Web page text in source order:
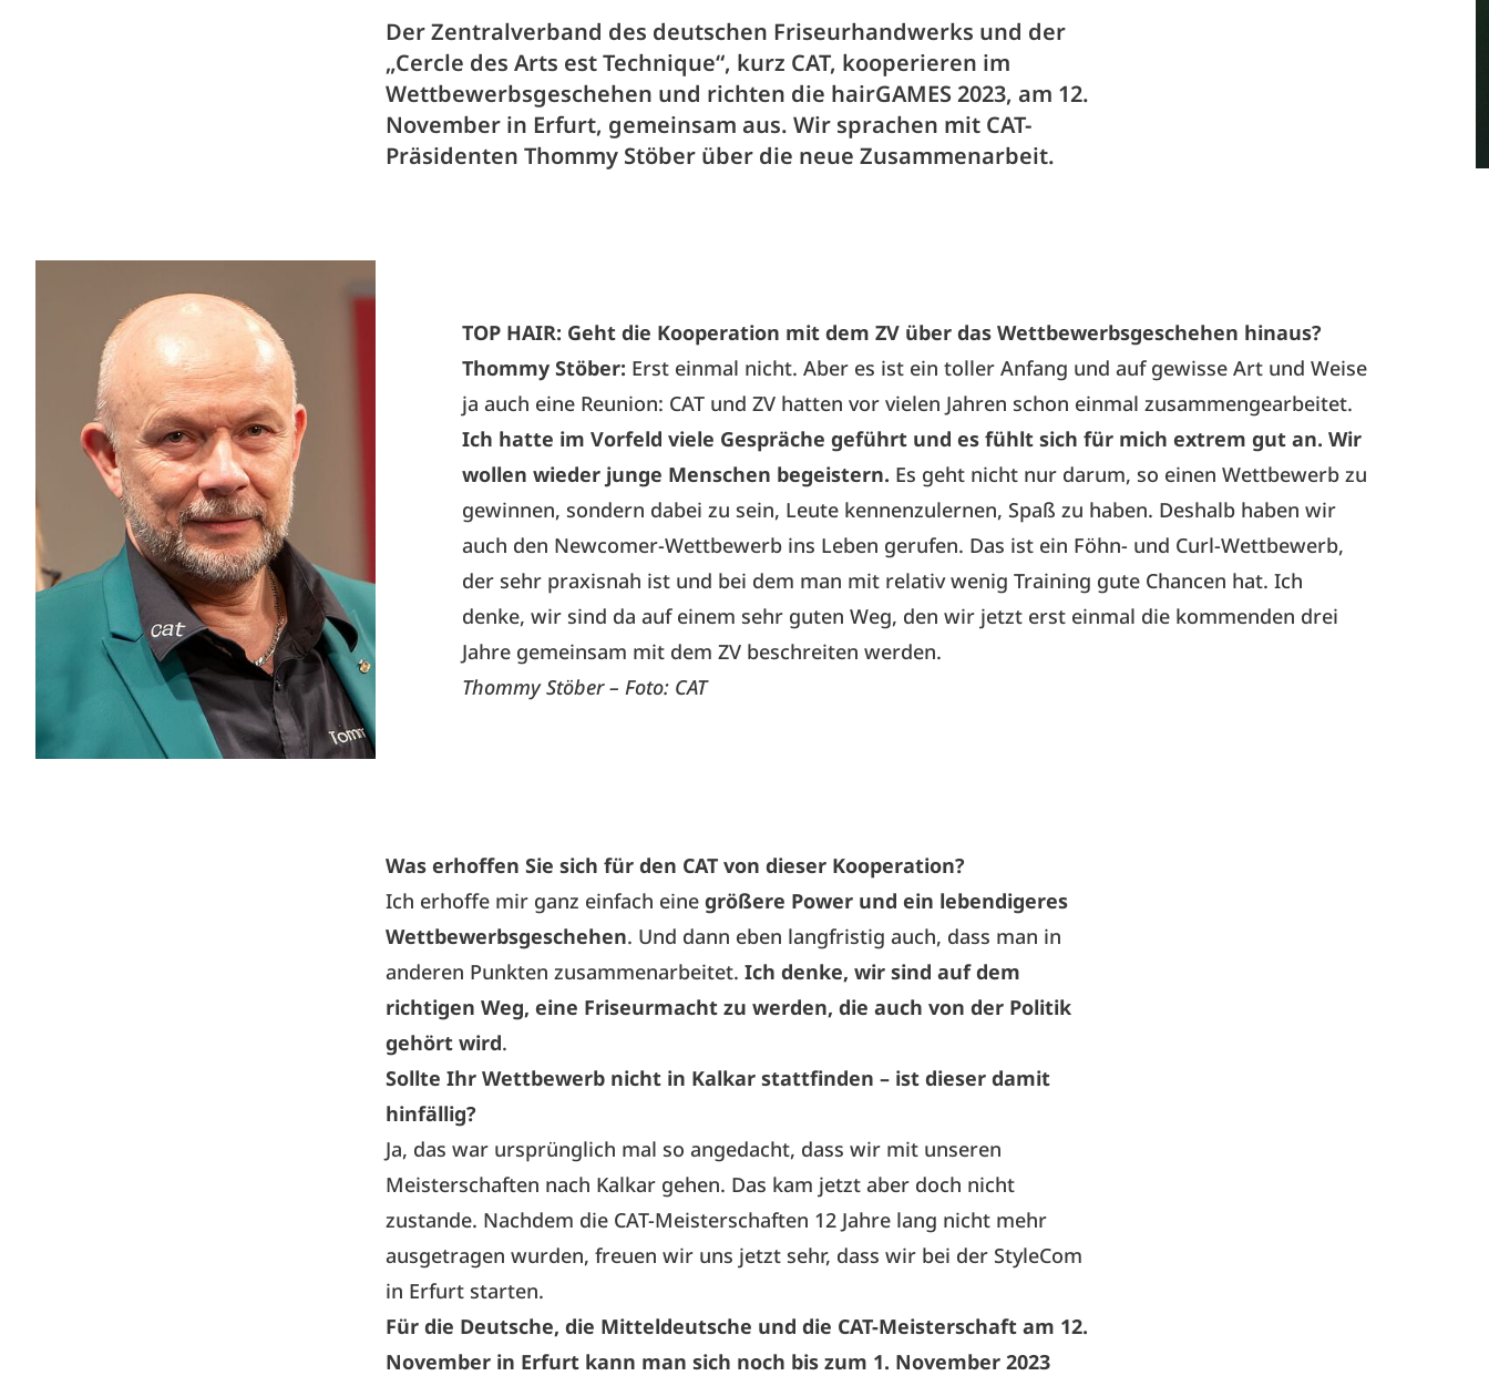
Der Zentralverband des deutschen Friseurhandwerks und der
„Cercle des Arts est Technique“, kurz CAT, kooperieren im
Wettbewerbsgeschehen und richten die hairGAMES 2023, am 12.
November in Erfurt, gemeinsam aus. Wir sprachen mit CAT-
Präsidenten Thommy Stöber über die neue Zusammenarbeit.
TOP HAIR: Geht die Kooperation mit dem ZV über das Wettbewerbsgeschehen hinaus?
Thommy Stöber: Erst einmal nicht. Aber es ist ein toller Anfang und auf gewisse Art und Weise
ja auch eine Reunion: CAT und ZV hatten vor vielen Jahren schon einmal zusammengearbeitet.
Ich hatte im Vorfeld viele Gespräche geführt und es fühlt sich für mich extrem gut an. Wir
wollen wieder junge Menschen begeistern. Es geht nicht nur darum, so einen Wettbewerb zu
gewinnen, sondern dabei zu sein, Leute kennenzulernen, Spaß zu haben. Deshalb haben wir
auch den Newcomer-Wettbewerb ins Leben gerufen. Das ist ein Föhn- und Curl-Wettbewerb,
der sehr praxisnah ist und bei dem man mit relativ wenig Training gute Chancen hat. Ich
denke, wir sind da auf einem sehr guten Weg, den wir jetzt erst einmal die kommenden drei
Jahre gemeinsam mit dem ZV beschreiten werden.
Thommy Stöber – Foto: CAT
Was erhoffen Sie sich für den CAT von dieser Kooperation?
Ich erhoffe mir ganz einfach eine größere Power und ein lebendigeres
Wettbewerbsgeschehen. Und dann eben langfristig auch, dass man in
anderen Punkten zusammenarbeitet. Ich denke, wir sind auf dem
richtigen Weg, eine Friseurmacht zu werden, die auch von der Politik
gehört wird.
Sollte Ihr Wettbewerb nicht in Kalkar stattfinden – ist dieser damit
hinfällig?
Ja, das war ursprünglich mal so angedacht, dass wir mit unseren
Meisterschaften nach Kalkar gehen. Das kam jetzt aber doch nicht
zustande. Nachdem die CAT-Meisterschaften 12 Jahre lang nicht mehr
ausgetragen wurden, freuen wir uns jetzt sehr, dass wir bei der StyleCom
in Erfurt starten.
Für die Deutsche, die Mitteldeutsche und die CAT-Meisterschaft am 12.
November in Erfurt kann man sich noch bis zum 1. November 2023